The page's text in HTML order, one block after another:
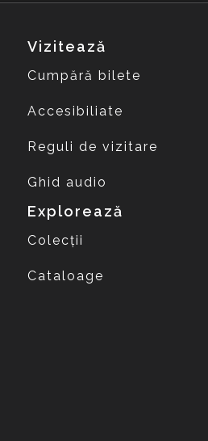
Vizitează
Cumpără bilete
Accesibiliate
Reguli de vizitare
Ghid audio
Explorează
Colecții
Cataloage